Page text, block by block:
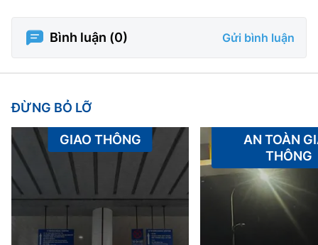
Bình luận (0) Gửi bình luận
ĐỪNG BỎ LỠ
GIAO THÔNG
AN TOÀN
THÔNG